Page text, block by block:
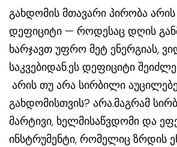
გახდომის მთავარი პირობა
დეფიციტი — როდესაც დღის
ხარჯავთ უფრო მეტ ენერგიას,
საკვებიდან.ეს დეფიციტი
არის თუ არა სირბილი
გახდომისთვის? არა.მაგრამ
მარტივი, ხელმისაწვდომი და
ინსტრუმენტი, რომელიც ზრდის